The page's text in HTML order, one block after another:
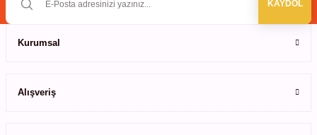
KAYDOL
Kurumsal
Alışveriş